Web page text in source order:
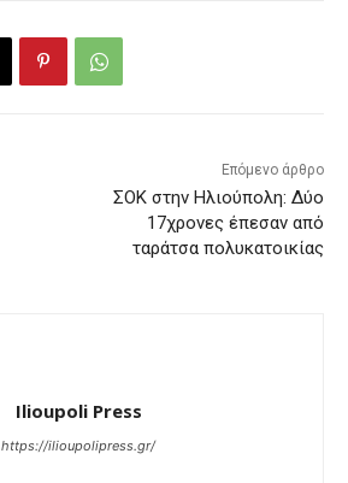
Επόμενο άρθρο
ΣΟΚ στην Ηλιούπολη: Δύο
17χρονες έπεσαν από
ταράτσα πολυκατοικίας
Ilioupoli Press
https://ilioupolipress.gr/